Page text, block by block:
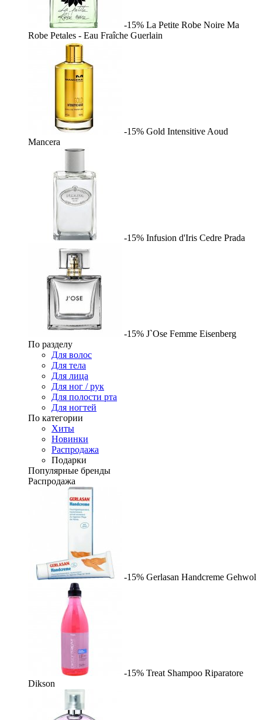
-15% La Petite Robe Noire Ma
Robe Petales - Eau Fraîche Guerlain
-15% Gold Intensitive Aoud
Mancera
-15% Infusion d'Iris Cedre Prada
-15% J`Ose Femme Eisenberg
По разделу
Для волос
Для тела
Для лица
Для ног / рук
Для полости рта
Для ногтей
По категории
Хиты
Новинки
Распродажа
Подарки
Популярные бренды
Распродажа
-15% Gerlasan Handcreme Gehwol
-15% Treat Shampoo Riparatore
Dikson